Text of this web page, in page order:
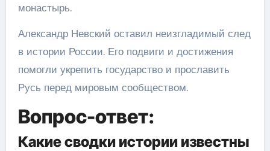
монастырь.
Александр Невский оставил неизгладимый след
в истории России. Его подвиги и достижения
помогли укрепить государство и прославить
Русь перед мировым сообществом.
Вопрос-ответ:
Какие сводки истории известны